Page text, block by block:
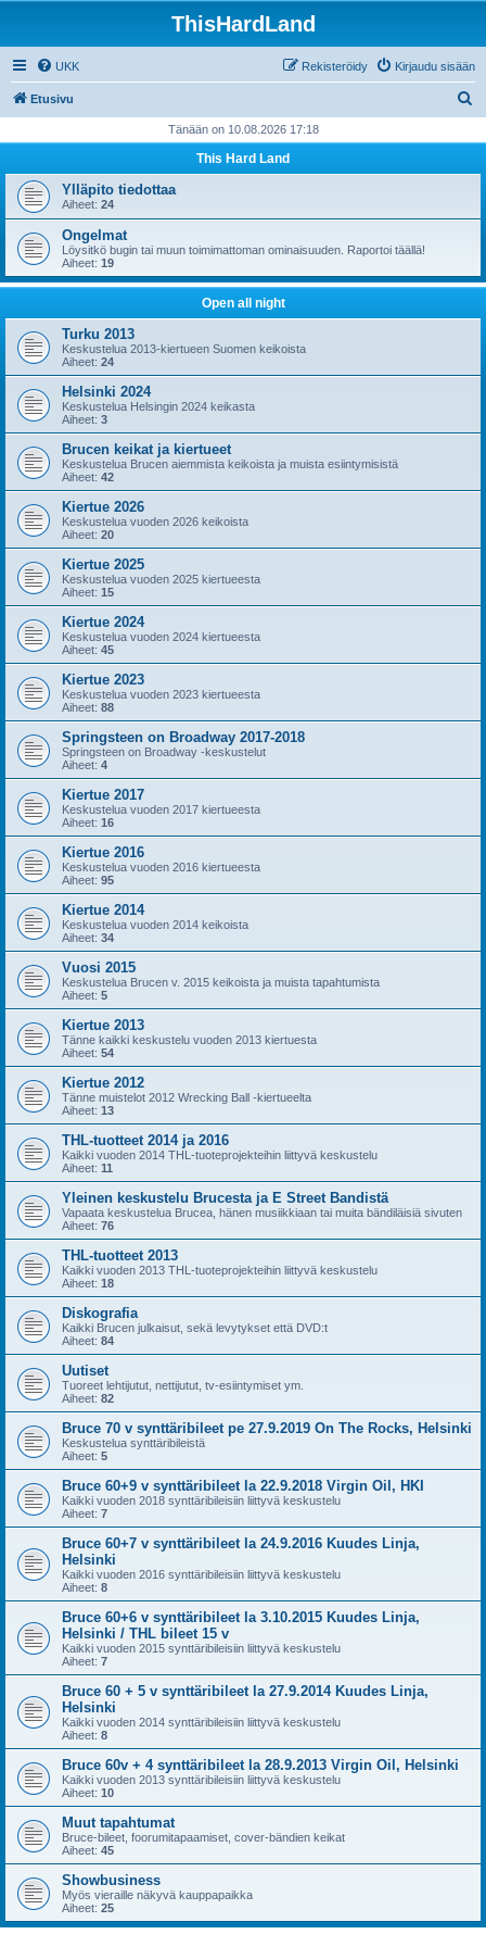
ThisHardLand
UKK Kirjaudu sisään
Rekisteröidy
Etusivu
i
Tänään on 10.08.2026 17:18
This Hard Land
Ylläpito tiedottaa
Aiheet: 24
Ongelmat
Löysitkö bugin tai muun toimimattoman ominaisuuden. Raportoi täällä!
Aiheet: 19
Open all night
Turku 2013
Keskustelua 2013-kiertueen Suomen keikoista
Aiheet: 24
Helsinki 2024
Keskustelua Helsingin 2024 keikasta
Aiheet: 3
Brucen keikat ja kiertueet
Keskustelua Brucen aiemmista keikoista ja muista esiintymisistä
Aiheet: 42
Kiertue 2026
Keskustelua vuoden 2026 keikoista
Aiheet: 20
Kiertue 2025
Keskustelua vuoden 2025 kiertueesta
Aiheet: 15
Kiertue 2024
Keskustelua vuoden 2024 kiertueesta
Aiheet: 45
Kiertue 2023
Keskustelua vuoden 2023 kiertueesta
Aiheet: 88
Springsteen on Broadway 2017-2018
Springsteen on Broadway -keskustelut
Aiheet: 4
Kiertue 2017
Keskustelua vuoden 2017 kiertueesta
Aiheet: 16
Kiertue 2016
Keskustelua vuoden 2016 kiertueesta
Aiheet: 95
Kiertue 2014
Keskustelua vuoden 2014 keikoista
Aiheet: 34
Vuosi 2015
Keskustelua Brucen v. 2015 keikoista ja muista tapahtumista
Aiheet: 5
Kiertue 2013
Tänne kaikki keskustelu vuoden 2013 kiertuesta
Aiheet: 54
Kiertue 2012
Tänne muistelot 2012 Wrecking Ball -kiertueelta
Aiheet: 13
THL-tuotteet 2014 ja 2016
Kaikki vuoden 2014 THL-tuoteprojekteihin liittyvä keskustelu
Aiheet: 11
Yleinen keskustelu Brucesta ja E Street Bandistä
Vapaata keskustelua Brucea, hänen musiikkiaan tai muita bändiläisiä sivuten
Aiheet: 76
THL-tuotteet 2013
Kaikki vuoden 2013 THL-tuoteprojekteihin liittyvä keskustelu
Aiheet: 18
Diskografia
Kaikki Brucen julkaisut, sekä levytykset että DVD:t
Aiheet: 84
Uutiset
Tuoreet lehtijutut, nettijutut, tv-esiintymiset ym.
Aiheet: 82
Bruce 70 v synttäribileet pe 27.9.2019 On The Rocks, Helsinki
Keskustelua synttäribileistä
Aiheet: 5
Bruce 60+9 v synttäribileet la 22.9.2018 Virgin Oil, HKI
Kaikki vuoden 2018 synttäribileisiin liittyvä keskustelu
Aiheet: 7
Bruce 60+7 v synttäribileet la 24.9.2016 Kuudes Linja,
Helsinki
Kaikki vuoden 2016 synttäribileisiin liittyvä keskustelu
Aiheet: 8
Bruce 60+6 v synttäribileet la 3.10.2015 Kuudes Linja,
Helsinki / THL bileet 15 v
Kaikki vuoden 2015 synttäribileisiin liittyvä keskustelu
Aiheet: 7
Bruce 60 + 5 v synttäribileet la 27.9.2014 Kuudes Linja,
Helsinki
Kaikki vuoden 2014 synttäribileisiin liittyvä keskustelu
Aiheet: 8
Bruce 60v + 4 synttäribileet la 28.9.2013 Virgin Oil, Helsinki
Kaikki vuoden 2013 synttäribileisiin liittyvä keskustelu
Aiheet: 10
Muut tapahtumat
Bruce-bileet, foorumitapaamiset, cover-bändien keikat
Aiheet: 45
Showbusiness
Myös vieraille näkyvä kauppapaikka
Aiheet: 25